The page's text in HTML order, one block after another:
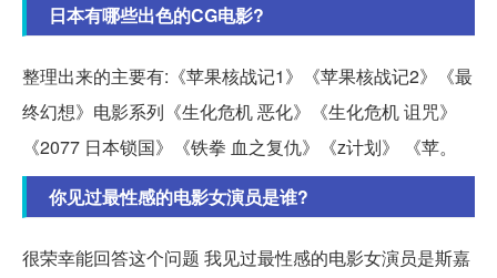
日本有哪些出色的CG电影?
整理出来的主要有:《苹果核战记1》《苹果核战记2》《最
终幻想》电影系列《生化危机 恶化》《生化危机 诅咒》
《2077 日本锁国》《铁拳 血之复仇》《z计划》 《苹。
你见过最性感的电影女演员是谁?
很荣幸能回答这个问题 我见过最性感的电影女演员是斯嘉